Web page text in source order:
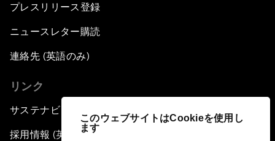
このウェブサイトはCookieを使用し
ます
プレスリリース登録
ニュースレター購読
連絡先 (英語のみ)
リンク
サステナビリティへの取り組み
採用情報 (英語のみ)